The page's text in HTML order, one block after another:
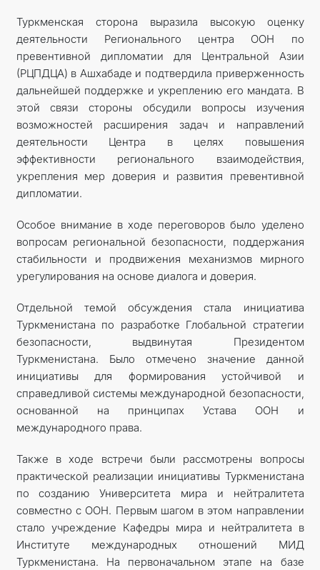
Туркменская сторона выразила высокую оценку
деятельности Регионального центра ООН по
превентивной дипломатии для Центральной Азии
(РЦПДЦА) в Ашхабаде и подтвердила приверженность
дальнейшей поддержке и укреплению его мандата. В
этой связи стороны обсудили вопросы изучения
возможностей расширения задач и направлений
деятельности Центра в целях повышения
эффективности регионального взаимодействия,
укрепления мер доверия и развития превентивной
дипломатии.
Особое внимание в ходе переговоров было уделено
вопросам региональной безопасности, поддержания
стабильности и продвижения механизмов мирного
урегулирования на основе диалога и доверия.
Отдельной темой обсуждения стала инициатива
Туркменистана по разработке Глобальной стратегии
безопасности, выдвинутая Президентом
Туркменистана. Было отмечено значение данной
инициативы для формирования устойчивой и
справедливой системы международной безопасности,
основанной на принципах Устава ООН и
международного права.
Также в ходе встречи были рассмотрены вопросы
практической реализации инициативы Туркменистана
по созданию Университета мира и нейтралитета
совместно с ООН. Первым шагом в этом направлении
стало учреждение Кафедры мира и нейтралитета в
Институте международных отношений МИД
Туркменистана. На первоначальном этапе на базе